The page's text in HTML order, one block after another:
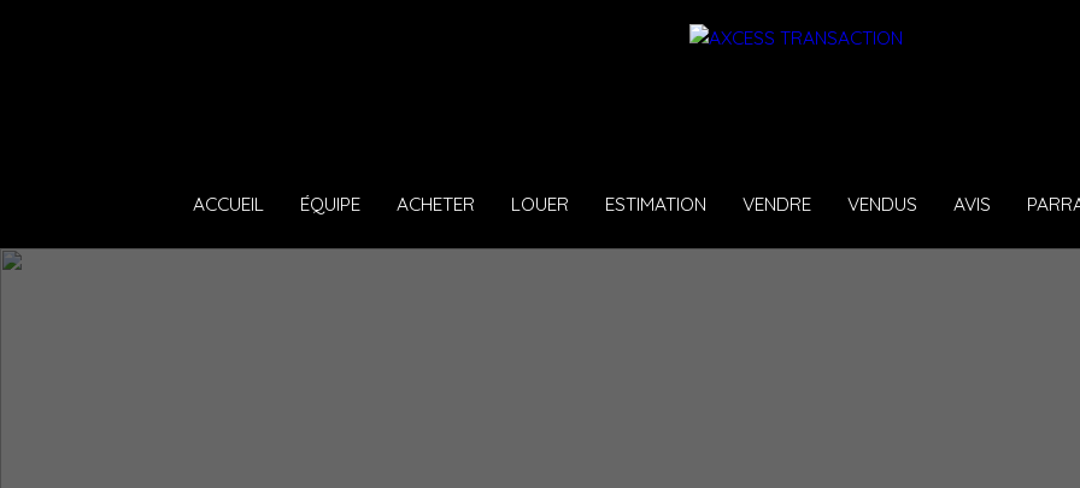
ACCUEIL ÉQUIPE ACHETER LOUER ESTIMATION VENDRE VENDUS AVIS